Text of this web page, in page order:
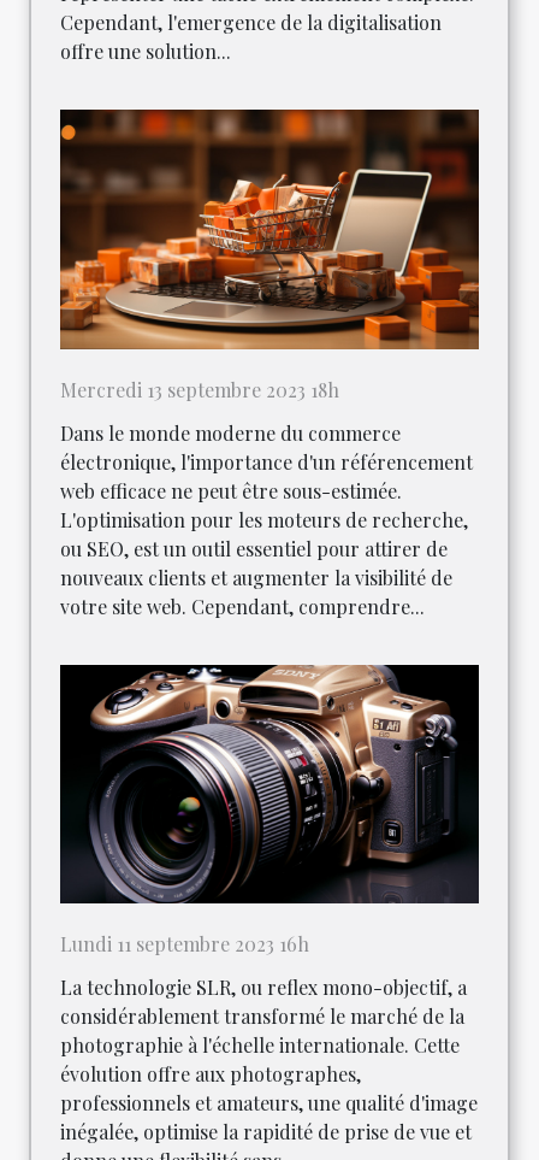
Cependant, l'emergence de la digitalisation
offre une solution...
Mercredi 13 septembre 2023 18h
Dans le monde moderne du commerce
électronique, l'importance d'un référencement
web efficace ne peut être sous-estimée.
L'optimisation pour les moteurs de recherche,
ou SEO, est un outil essentiel pour attirer de
nouveaux clients et augmenter la visibilité de
votre site web. Cependant, comprendre...
Lundi 11 septembre 2023 16h
La technologie SLR, ou reflex mono-objectif, a
considérablement transformé le marché de la
photographie à l'échelle internationale. Cette
évolution offre aux photographes,
professionnels et amateurs, une qualité d'image
inégalée, optimise la rapidité de prise de vue et